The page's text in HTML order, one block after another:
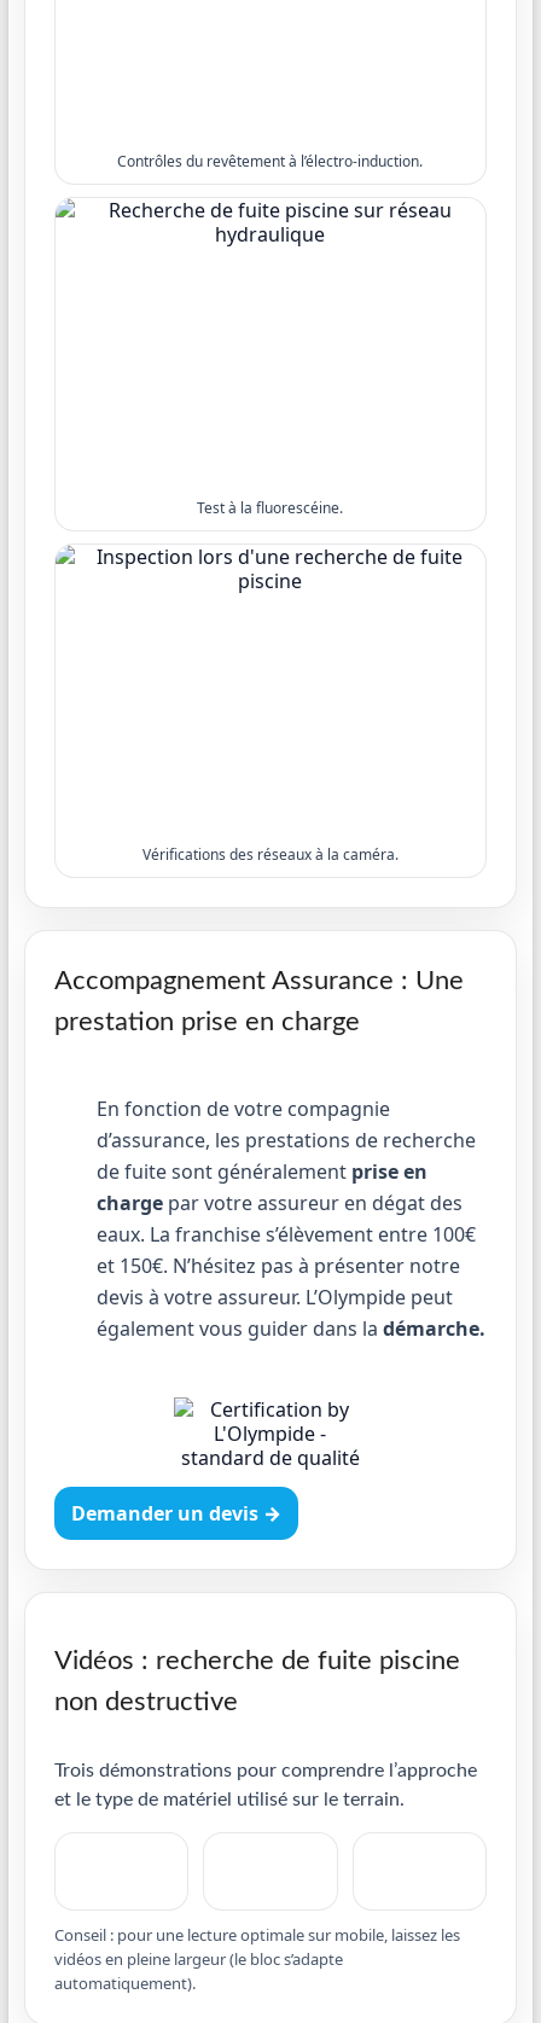
Contrôles du revêtement à l’électro-induction.
Test à la fluorescéine.
Vérifications des réseaux à la caméra.
Accompagnement Assurance : Une
prestation prise en charge
En fonction de votre compagnie
d’assurance, les prestations de recherche
de fuite sont généralement prise en
chargepar votre assureur en dégat des
eaux. La franchise s’élèvement entre 100€
et 150€. N’hésitez pas à présenter notre
devis à votre assureur. L’Olympide peut
également vous guider dans la démarche.
Demander un devis →
Vidéos : recherche de fuite piscine
non destructive
Trois démonstrations pour comprendre l’approche
et le type de matériel utilisé sur le terrain.
Conseil : pour une lecture optimale sur mobile, laissez les
vidéos en pleine largeur (le bloc s’adapte
automatiquement).